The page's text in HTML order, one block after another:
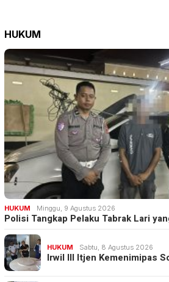
HUKUM
HUKUM Minggu, 9 Agustus 2026
Polisi Tangkap Pelaku Tabrak Lari
HUKUM Sabtu, 8 Agustus 2026
Irwil III Itjen Kemenimipas